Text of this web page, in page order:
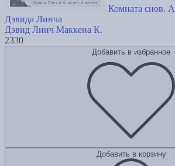
Комната снов.
Дэвида Линча
Дэвид Линч Маккена К.
2330
Добавить в избранное
Добавить в корзину